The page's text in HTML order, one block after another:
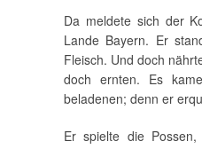
Da meldete sich der
Lande Bayern. Er
Fleisch. Und doch
doch ernten. Es
beladenen; denn er
Er spielte die